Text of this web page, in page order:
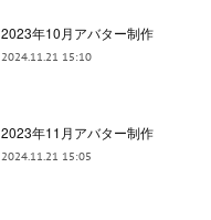
2023年10月アバター制作
2024.11.21 15:10
2023年11月アバター制作
2024.11.21 15:05